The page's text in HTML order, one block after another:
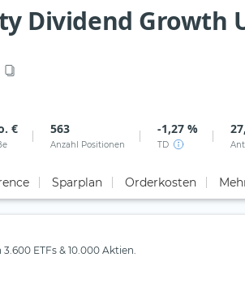
Dividend Growth
€ 563
Anzahl Positionen
-1,27 %
TD
Sparplan Orderkosten
ETFs & 10.000 Aktien.